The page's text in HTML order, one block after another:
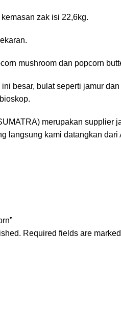
zak isi 22,6kg.
mushroom dan popcorn
besar, bulat seperti jamur
merupakan
langsung kami datangkan dari
Required fields are marked